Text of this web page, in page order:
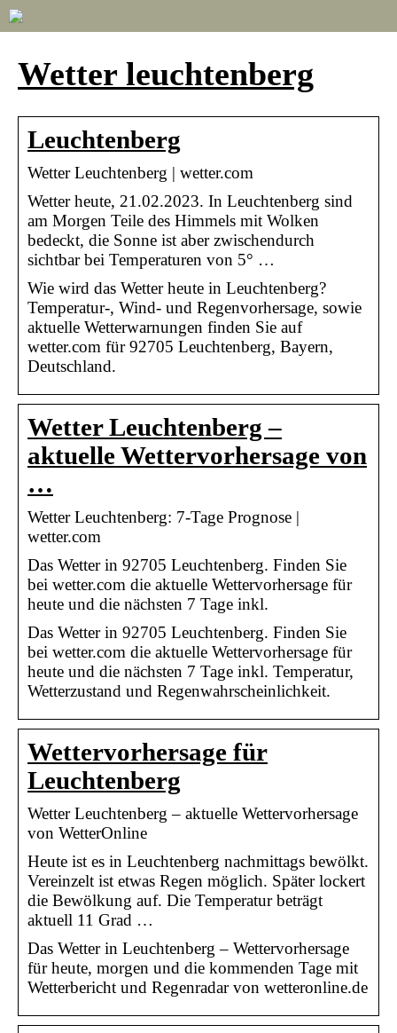
Wetter leuchtenberg
Leuchtenberg
Wetter Leuchtenberg | wetter.com
Wetter heute, 21.02.2023. In Leuchtenberg sind
am Morgen Teile des Himmels mit Wolken
bedeckt, die Sonne ist aber zwischendurch
sichtbar bei Temperaturen von 5° …
Wie wird das Wetter heute in Leuchtenberg?
Temperatur-, Wind- und Regenvorhersage, sowie
aktuelle Wetterwarnungen finden Sie auf
wetter.com für 92705 Leuchtenberg, Bayern,
Deutschland.
Wetter Leuchtenberg –
aktuelle Wettervorhersage von
…
Wetter Leuchtenberg: 7-Tage Prognose |
wetter.com
Das Wetter in 92705 Leuchtenberg. Finden Sie
bei wetter.com die aktuelle Wettervorhersage für
heute und die nächsten 7 Tage inkl.
Das Wetter in 92705 Leuchtenberg. Finden Sie
bei wetter.com die aktuelle Wettervorhersage für
heute und die nächsten 7 Tage inkl. Temperatur,
Wetterzustand und Regenwahrscheinlichkeit.
Wettervorhersage für
Leuchtenberg
Wetter Leuchtenberg – aktuelle Wettervorhersage
von WetterOnline
Heute ist es in Leuchtenberg nachmittags bewölkt.
Vereinzelt ist etwas Regen möglich. Später lockert
die Bewölkung auf. Die Temperatur beträgt
aktuell 11 Grad …
Das Wetter in Leuchtenberg – Wettervorhersage
für heute, morgen und die kommenden Tage mit
Wetterbericht und Regenradar von wetteronline.de